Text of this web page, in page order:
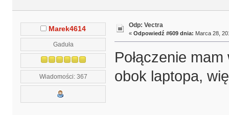
Marek4614
Gaduła
Wiadomości: 367
Odp: Vectra
« Odpowiedź #609 dnia: Marca 28,
Połączenie
obok laptopa,